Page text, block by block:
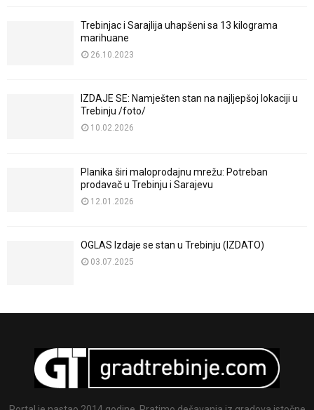
Trebinjac i Sarajlija uhapšeni sa 13 kilograma
marihuane
26.10.2023
IZDAJE SE: Namješten stan na najljepšoj lokaciji u
Trebinju /foto/
10.02.2026
Planika širi maloprodajnu mrežu: Potreban
prodavač u Trebinju i Sarajevu
12.01.2026
OGLAS Izdaje se stan u Trebinju (IZDATO)
03.07.2025